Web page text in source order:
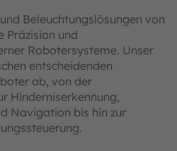
Beleuchtungslösungen von
Präzision und
Robotersysteme. Unser
entscheidenden
ab, von der
Hinderniserkennung,
Navigation bis hin zur